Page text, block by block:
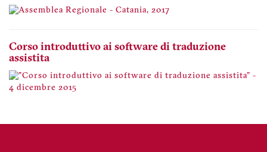
Corso introduttivo ai software di traduzione
assistita